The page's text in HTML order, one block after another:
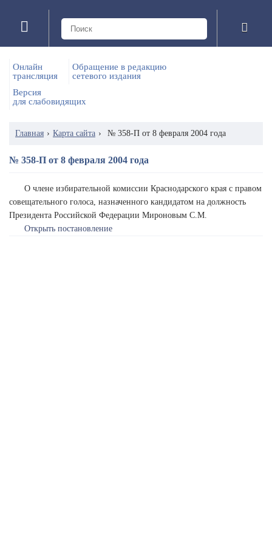
Онлайн
трансляция
Обращение в редакцию
сетевого издания
Версия
для слабовидящих
Главная › Карта сайта › № 358-П от 8 февраля 2004 года
№ 358-П от 8 февраля 2004 года
О члене избирательной комиссии Краснодарского края с правом
совещательного голоса, назначенного кандидатом на должность
Президента Российской Федерации Мироновым С.М.
Открыть постановление